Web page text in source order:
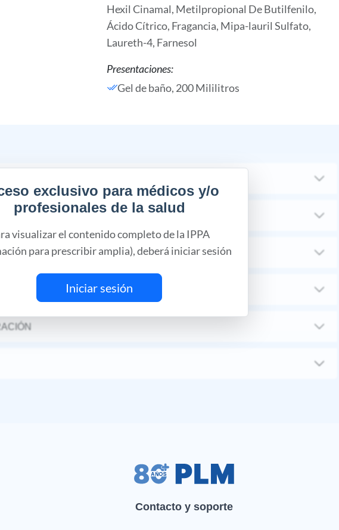
Hexil Cinamal, Metilpropional De Butilfenilo,
Ácido Cítrico, Fragancia, Mipa-lauril Sulfato,
Laureth-4, Farnesol
Presentaciones:
Gel de baño, 200 Mililitros
exclusivo para médicos y/o
profesionales de la salud
visualizar el contenido completo de la IPPA
para prescribir amplia), deberá iniciar sesión
Iniciar sesión
Contacto y soporte